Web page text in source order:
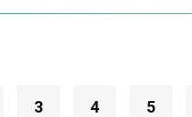
3 4 5